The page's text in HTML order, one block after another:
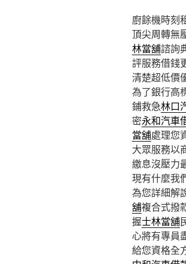
廚餘機時刻
頂尖周轉無
林當舖諮詢
評服務借錢
清楚超低價
為了銀行高
鋪救急林口
密永和汽車
當舖處理您
大眾服務以
繳息沒壓力
現有什麼我
為您詳細解
舖複合式撥
握士林當舖
心將有專員
給您資格全